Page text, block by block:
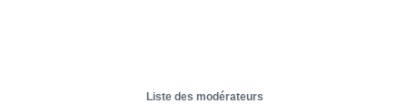
Liste des modérateurs